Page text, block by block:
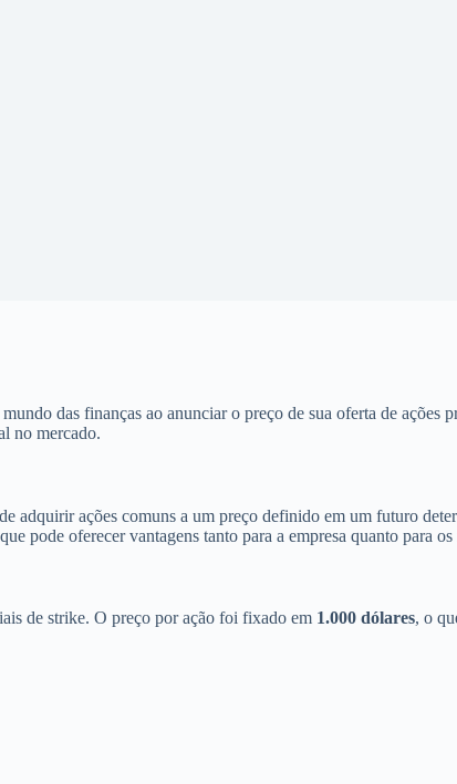
das finanças ao anunciar o preço de sua oferta de ações
no mercado.
adquirir ações comuns a um preço definido em um futuro
pode oferecer vantagens tanto para a empresa quanto para
de strike. O preço por ação foi fixado em 1.000 dólares, o